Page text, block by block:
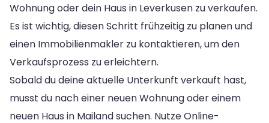
Wohnung oder dein Haus in Leverkusen zu verkaufen.
Es ist wichtig, diesen Schritt frühzeitig zu planen und
einen Immobilienmakler zu kontaktieren, um den
Verkaufsprozess zu erleichtern.
Sobald du deine aktuelle Unterkunft verkauft hast,
musst du nach einer neuen Wohnung oder einem
neuen Haus in Mailand suchen. Nutze Online-